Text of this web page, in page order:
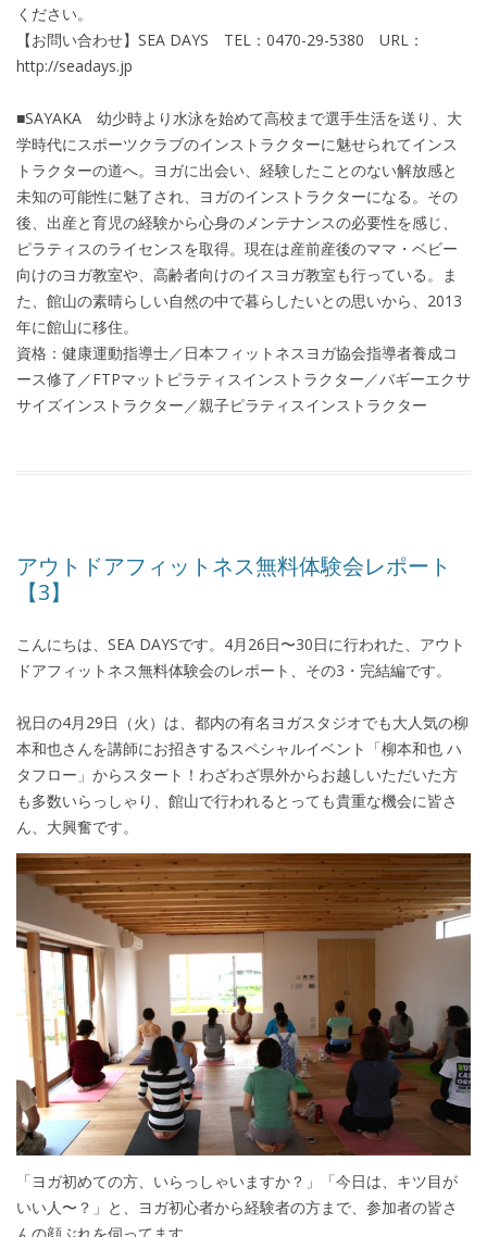
ください。
【お問い合わせ】SEA DAYS TEL：0470-29-5380 URL：
http://seadays.jp
■SAYAKA 幼少時より水泳を始めて高校まで選手生活を送り、大
学時代にスポーツクラブのインストラクターに魅せられてインス
トラクターの道へ。ヨガに出会い、経験したことのない解放感と
未知の可能性に魅了され、ヨガのインストラクターになる。その
後、出産と育児の経験から心身のメンテナンスの必要性を感じ、
ピラティスのライセンスを取得。現在は産前産後のママ・ベビー
向けのヨガ教室や、高齢者向けのイスヨガ教室も行っている。ま
た、館山の素晴らしい自然の中で暮らしたいとの思いから、2013
年に館山に移住。
資格：健康運動指導士／日本フィットネスヨガ協会指導者養成コ
ース修了／FTPマットピラティスインストラクター／バギーエクサ
サイズインストラクター／親子ピラティスインストラクター
アウトドアフィットネス無料体験会レポート
【3】
こんにちは、SEA DAYSです。4月26日〜30日に行われた、アウト
ドアフィットネス無料体験会のレポート、その3・完結編です。
祝日の4月29日（火）は、都内の有名ヨガスタジオでも大人気の柳
本和也さんを講師にお招きするスペシャルイベント「柳本和也 ハ
タフロー」からスタート！わざわざ県外からお越しいただいた方
も多数いらっしゃり、館山で行われるとっても貴重な機会に皆さ
ん、大興奮です。
「ヨガ初めての方、いらっしゃいますか？」「今日は、キツ目が
いい人〜？」と、ヨガ初心者から経験者の方まで、参加者の皆さ